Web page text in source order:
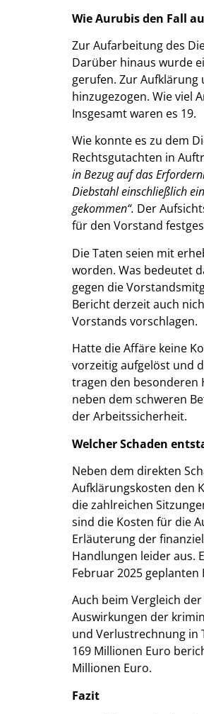
Wie Aurubis den Fall
Zur Aufarbeitung des
Darüber hinaus wurde
gerufen. Zur
hinzugezogen. Wie viel
Insgesamt waren es 19.
Wie konnte es zu dem
Rechtsgutachten in
in Bezug auf das
Diebstahl einschließlich
gekommen“. Der
für den Vorstand
Die Taten seien mit
worden. Was bedeutet
gegen die
Bericht derzeit auch
Vorstands vorschlagen.
Hatte die Affäre keine
vorzeitig aufgelöst und
tragen den besonderen
neben dem schweren
der Arbeitssicherheit.
Welcher Schaden
Neben dem direkten
Aufklärungskosten den
die zahlreichen
sind die Kosten für die
Erläuterung der
Handlungen leider aus.
Februar 2025
Auch beim Vergleich
Auswirkungen der
und Verlustrechnung in
169 Millionen Euro
Millionen Euro.
Fazit